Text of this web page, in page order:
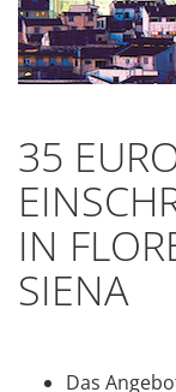
35
IN
SIENA
Das